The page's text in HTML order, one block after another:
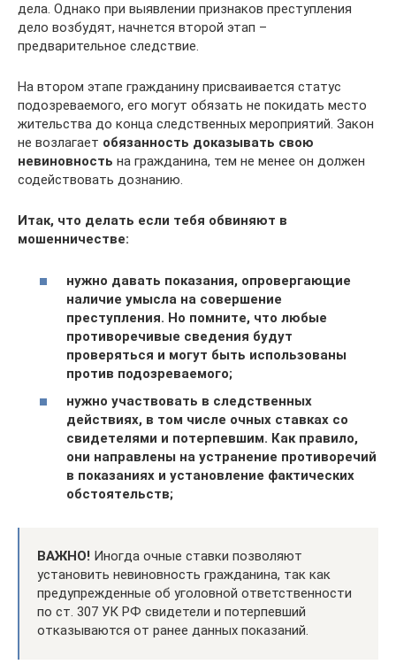
дела. Однако при выявлении признаков преступления
дело возбудят, начнется второй этап –
предварительное следствие.
На втором этапе гражданину присваивается статус
подозреваемого, его могут обязать не покидать место
жительства до конца следственных мероприятий. Закон
не возлагает обязанность доказывать свою
невиновность на гражданина, тем не менее он должен
содействовать дознанию.
Итак, что делать если тебя обвиняют в
мошенничестве:
нужно давать показания, опровергающие
наличие умысла на совершение
преступления. Но помните, что любые
противоречивые сведения будут
проверяться и могут быть использованы
против подозреваемого;
нужно участвовать в следственных
действиях, в том числе очных ставках со
свидетелями и потерпевшим. Как правило,
они направлены на устранение противоречий
в показаниях и установление фактических
обстоятельств;
ВАЖНО! Иногда очные ставки позволяют
установить невиновность гражданина, так как
предупрежденные об уголовной ответственности
по ст. 307 УК РФ свидетели и потерпевший
отказываются от ранее данных показаний.